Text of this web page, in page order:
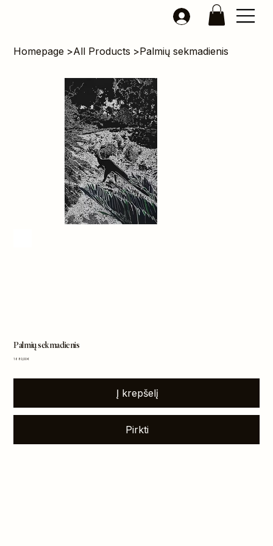
Homepage >All Products >Palmių sekmadienis
Palmių sekmadienis
Kaina
1 680,00 €
Į krepšelį
Pirkti